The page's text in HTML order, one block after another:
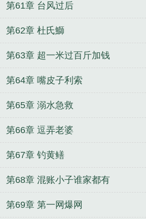
第61章 台风过后
第62章 杜氏鰤
第63章 超一米过百斤加钱
第64章 嘴皮子利索
第65章 溺水急救
第66章 逗弄老婆
第67章 钓黄鳝
第68章 混账小子谁家都有
第69章 第一网爆网